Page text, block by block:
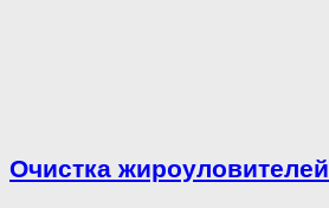
Очистка жироуловителей